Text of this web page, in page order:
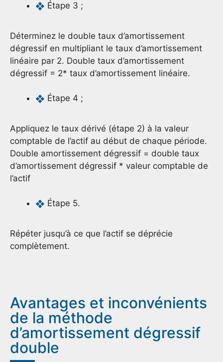
Étape 3 ;
Déterminez le double taux d’amortissement
dégressif en multipliant le taux d’amortissement
linéaire par 2. Double taux d’amortissement
dégressif = 2* taux d’amortissement linéaire.
Étape 4 ;
Appliquez le taux dérivé (étape 2) à la valeur
comptable de l’actif au début de chaque période.
Double amortissement dégressif = double taux
d’amortissement dégressif * valeur comptable de
l’actif
Étape 5.
Répéter jusqu’à ce que l’actif se déprécie
complètement.
Avantages et inconvénients
de la méthode
d’amortissement dégressif
double